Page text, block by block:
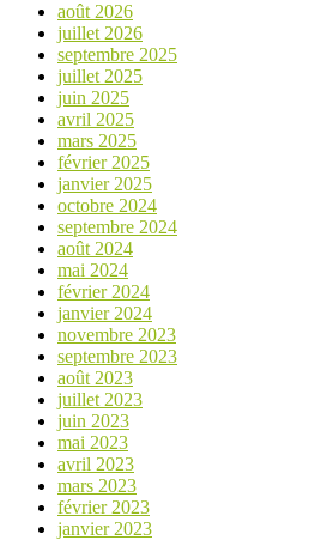
août 2026
juillet 2026
septembre 2025
juillet 2025
juin 2025
avril 2025
mars 2025
février 2025
janvier 2025
octobre 2024
septembre 2024
août 2024
mai 2024
février 2024
janvier 2024
novembre 2023
septembre 2023
août 2023
juillet 2023
juin 2023
mai 2023
avril 2023
mars 2023
février 2023
janvier 2023